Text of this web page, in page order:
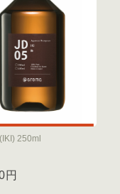
250ml
円